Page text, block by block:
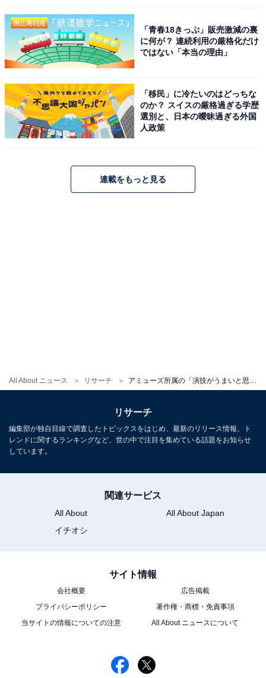
All About ニュース リサーチ
回答コメントでは「どんな役でもこなし、引き込まれる
演技をするから」（30代女性）、「舞台にたくさん出演
していて、魅力的な作品が多い」（40代女性）、「イン
タビューは愚痴ばっかり言うけど、演技は刑事役から、
お父さん役まで幅広い演技ができるから」（20代女性）
などの声が集まりました。
この記事の筆者：くま なかこ プロフィール
ンキング！ 2位「ディーン・フジオカ」を抑え
た1位は？
「青春18きっぷ」販売激減の裏
に何が？ 連続利用の厳格化だけ
ではない「本当の理由」
「移民」に冷たいのはどっちな
のか？ スイスの厳格過ぎる学歴
選別と、日本の曖昧過ぎる外国
人政策
連載をもっと見る
リサーチ
編集部が独自目線で調査したトピックスをはじめ、最新のリリース情報、ト
レンドに関するランキングなど、世の中で注目を集めている話題をお知らせ
しています。
関連サービス
All About
All About Japan
イチオシ
サイト情報
会社概要
広告掲載
プライバシーポリシー
著作権・商標・免責事項
当サイトの情報についての注意
All About ニュースについて